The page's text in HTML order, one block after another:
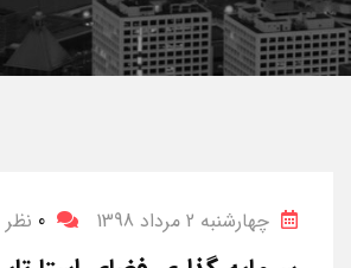
چهارشنبه 2 مرداد 1398 0 نظر